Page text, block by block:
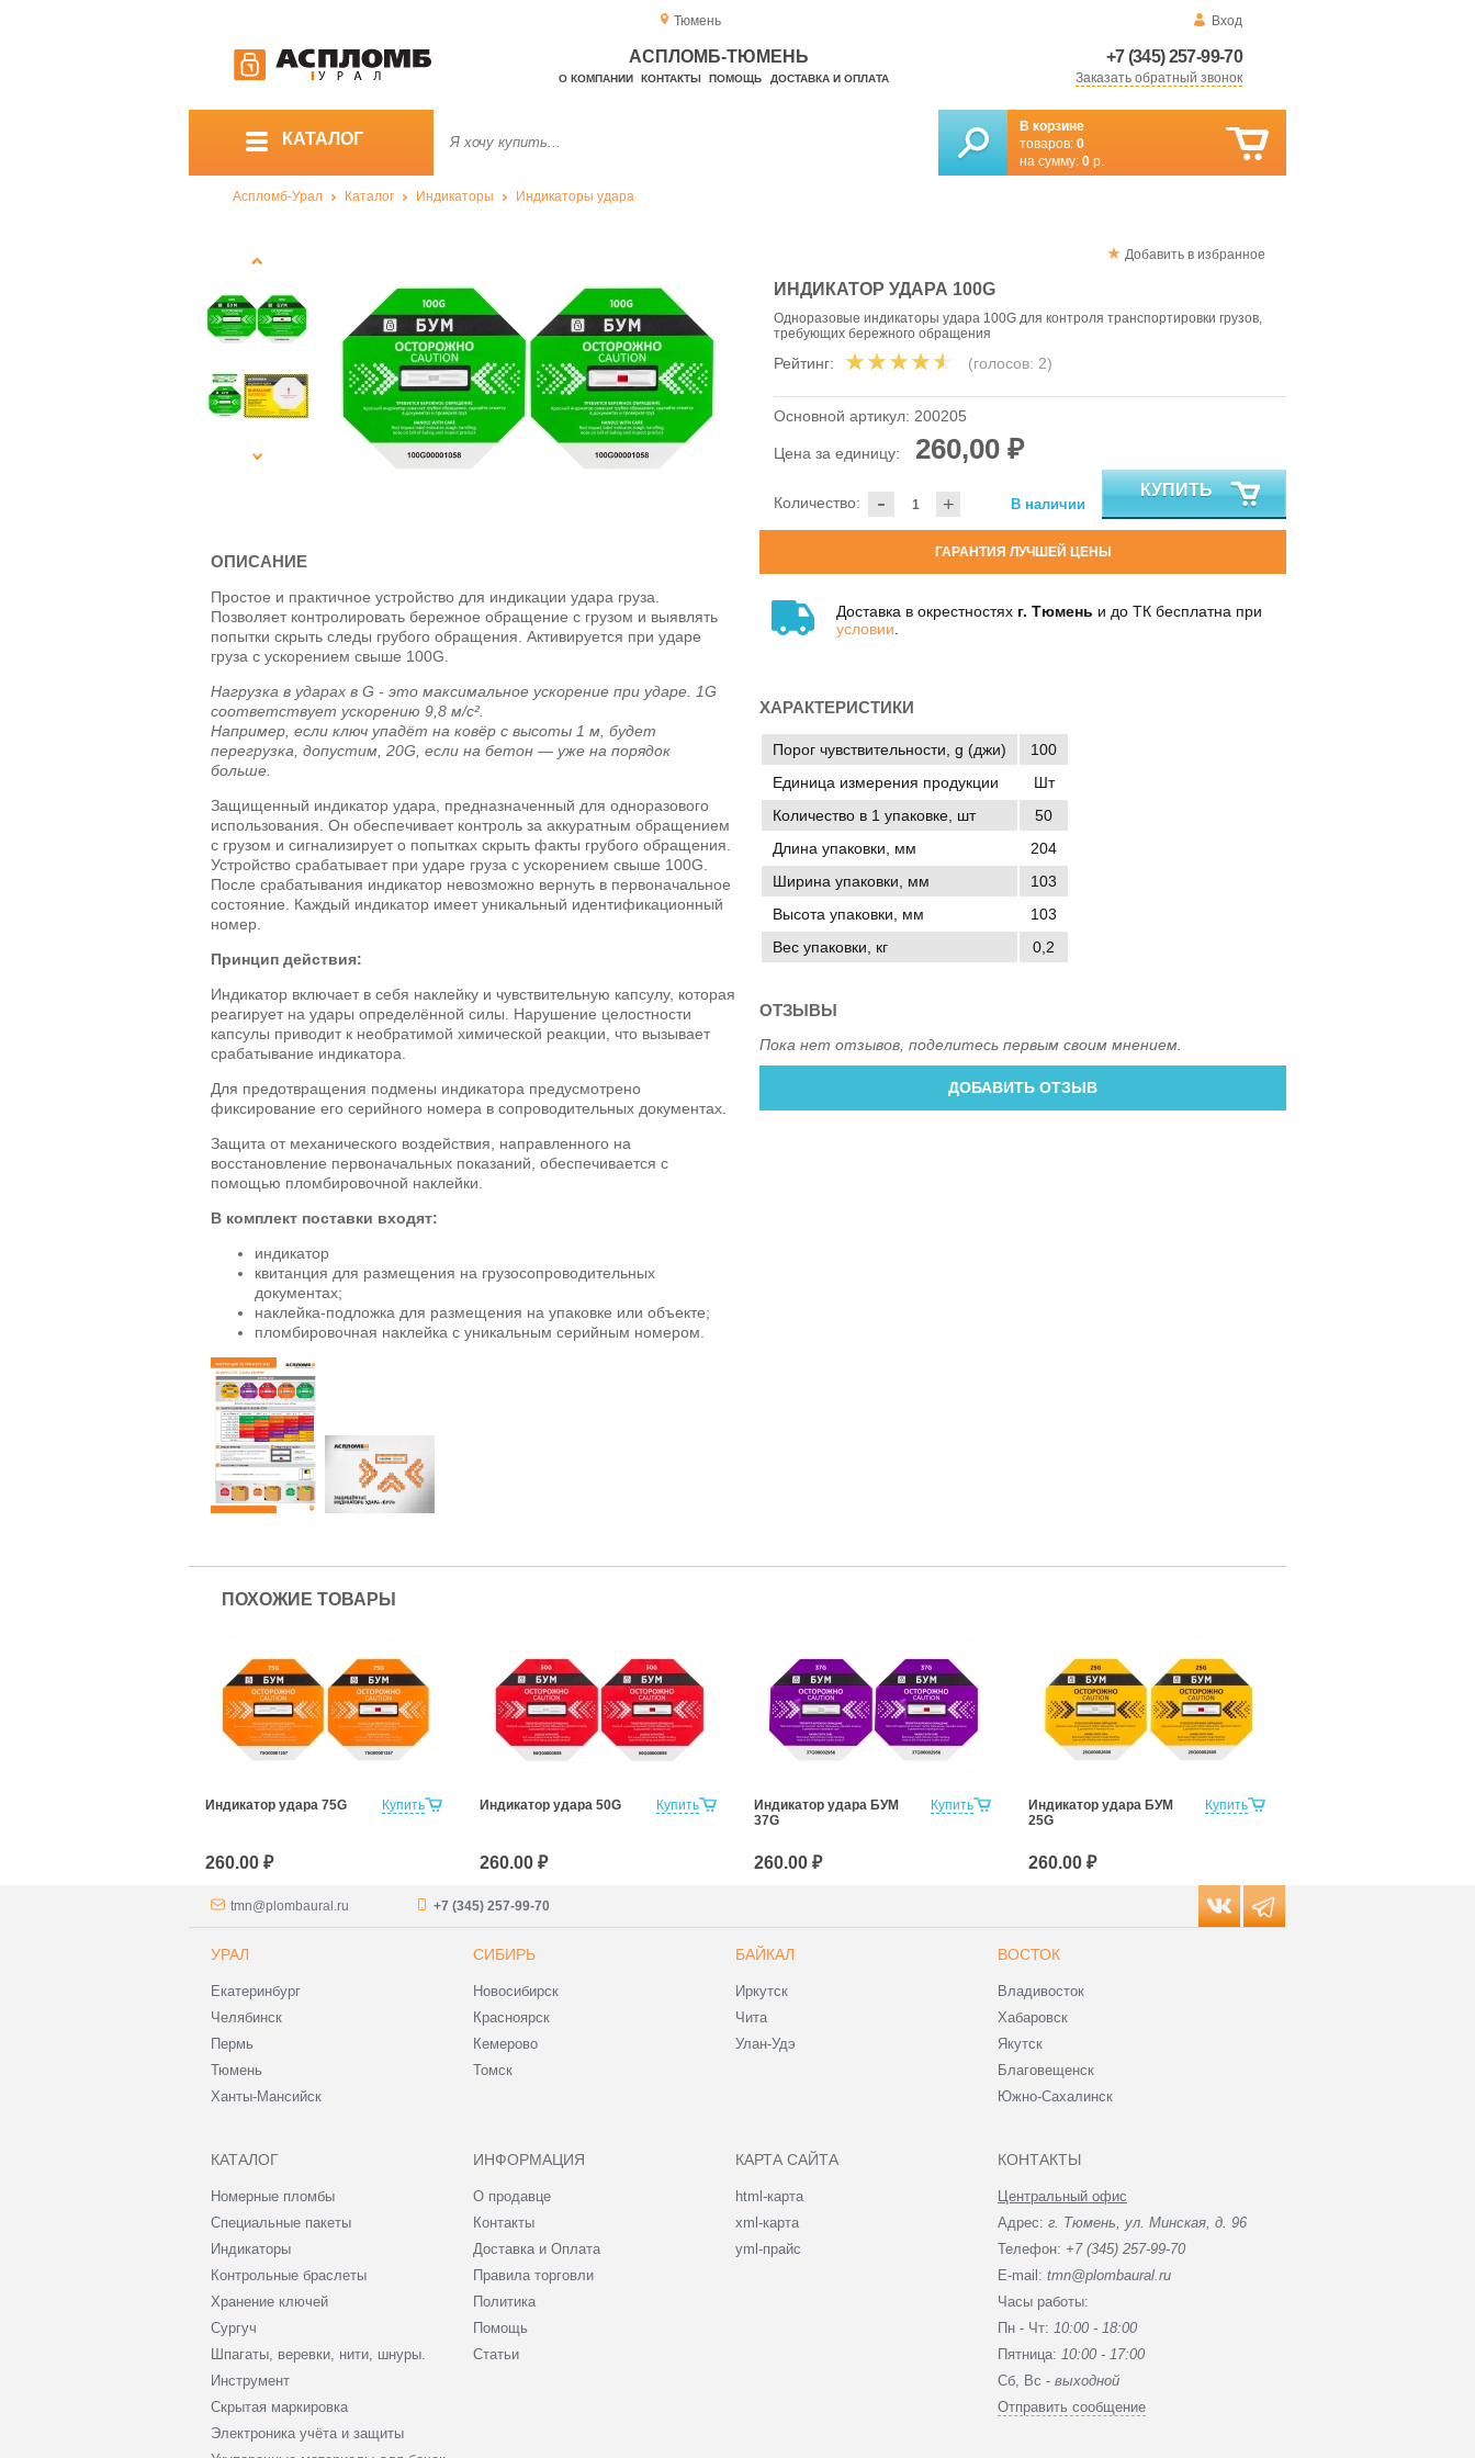
Тюмень Вход
+7 (345) 257-99-70
Заказать обратный звонок
АСПЛОМБ-ТЮМЕНЬ
О КОМПАНИИ КОНТАКТЫ ПОМОЩЬ ДОСТАВКА И ОПЛАТА
КАТАЛОГ
В корзине
товаров: 0
на сумму: 0 р.
Аспломб-Урал Каталог Индикаторы Индикаторы удара
Добавить в избранное
ИНДИКАТОР УДАРА 100G
Одноразовые индикаторы удара 100G для контроля транспортировки грузов,
требующих бережного обращения
Рейтинг: (голосов: 2)
Основной артикул: 200205
Цена за единицу: 260,00 ₽
- +
Количество: В наличии
КУПИТЬ
ГАРАНТИЯ ЛУЧШЕЙ ЦЕНЫ
Доставка в окрестностях г. Тюмень и до ТК бесплатна при
условии
ОПИСАНИЕ
Простое и практичное устройство для индикации удара груза.
Позволяет контролировать бережное обращение с грузом и выявлять
попытки скрыть следы грубого обращения. Активируется при ударе
груза с ускорением свыше 100G.
Нагрузка в ударах в G - это максимальное ускорение при ударе. 1G
соответствует ускорению 9,8 м/с².
Например, если ключ упадёт на ковёр с высоты 1 м, будет
перегрузка, допустим, 20G, если на бетон — уже на порядок
больше.
Защищенный индикатор удара, предназначенный для одноразового
использования. Он обеспечивает контроль за аккуратным обращением
с грузом и сигнализирует о попытках скрыть факты грубого обращения.
Устройство срабатывает при ударе груза с ускорением свыше 100G.
После срабатывания индикатор невозможно вернуть в первоначальное
состояние. Каждый индикатор имеет уникальный идентификационный
номер.
Принцип действия:
Индикатор включает в себя наклейку и чувствительную капсулу, которая
реагирует на удары определённой силы. Нарушение целостности
капсулы приводит к необратимой химической реакции, что вызывает
срабатывание индикатора.
Для предотвращения подмены индикатора предусмотрено
фиксирование его серийного номера в сопроводительных документах.
Защита от механического воздействия, направленного на
восстановление первоначальных показаний, обеспечивается с
помощью пломбировочной наклейки.
В комплект поставки входят:
индикатор
квитанция для размещения на грузосопроводительных
документах;
наклейка-подложка для размещения на упаковке или объекте;
пломбировочная наклейка с уникальным серийным номером.
ХАРАКТЕРИСТИКИ
Порог чувствительности, g (джи)
100
Единица измерения продукции
Шт
Количество в 1 упаковке, шт
50
Длина упаковки, мм
204
Ширина упаковки, мм
103
Высота упаковки, мм
103
Вес упаковки, кг
0,2
ОТЗЫВЫ
Пока нет отзывов, поделитесь первым своим мнением.
ДОБАВИТЬ ОТЗЫВ
ПОХОЖИЕ ТОВАРЫ
Купить
Индикатор удара 75G
260.00 ₽
Купить
Индикатор удара 50G
260.00 ₽
Купить
Индикатор удара БУМ
37G
260.00 ₽
Купить
Индикатор удара БУМ
25G
260.00 ₽
tmn@plombaural.ru +7 (345) 257-99-70
УРАЛ
Екатеринбург
Челябинск
Пермь
Тюмень
Ханты-Мансийск
СИБИРЬ
Новосибирск
Красноярск
Кемерово
Томск
БАЙКАЛ
Иркутск
Чита
Улан-Удэ
ВОСТОК
Владивосток
Хабаровск
Якутск
Благовещенск
Южно-Сахалинск
КАТАЛОГ
Номерные пломбы
Специальные пакеты
Индикаторы
Контрольные браслеты
Хранение ключей
Сургуч
Шпагаты, веревки, нити, шнуры.
Инструмент
Скрытая маркировка
Электроника учёта и защиты
ИНФОРМАЦИЯ
О продавце
Контакты
Доставка и Оплата
Правила торговли
Политика
Помощь
Статьи
КАРТА САЙТА
html-карта
xml-карта
yml-прайс
КОНТАКТЫ
Центральный офис
Адрес: г. Тюмень, ул. Минская, д. 96
Телефон: +7 (345) 257-99-70
E-mail: tmn@plombaural.ru
Часы работы:
Пн - Чт: 10:00 - 18:00
Пятница: 10:00 - 17:00
Сб, Вc - выходной
Отправить сообщение